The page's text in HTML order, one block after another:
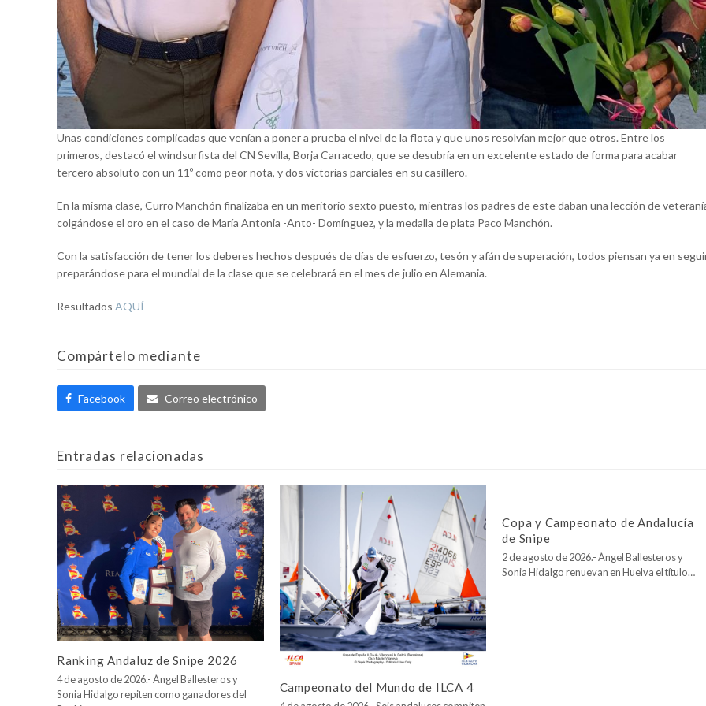
Unas condiciones complicadas que venían a poner a prueba el nivel de la flota y que unos resolvían mejor que otros. Entre los
primeros, destacó el windsurfista del CN Sevilla, Borja Carracedo, que se desubría en un excelente estado de forma para acabar
tercero absoluto con un 11º como peor nota, y dos victorias parciales en su casillero.
En la misma clase, Curro Manchón finalizaba en un meritorio sexto puesto, mientras los padres de este daban una lección de
colgándose el oro en el caso de María Antonia -Anto- Domínguez, y la medalla de plata Paco Manchón.
Con la satisfacción de tener los deberes hechos después de días de esfuerzo, tesón y afán de superación, todos piensan ya en
preparándose para el mundial de la clase que se celebrará en el mes de julio en Alemania.
Resultados AQUÍ
Compártelo mediante
Facebook Correo electrónico
Entradas relacionadas
Ranking Andaluz de Snipe 2026
4 de agosto de 2026.- Ángel Ballesteros y
Sonia Hidalgo repiten como ganadores del
Campeonato del Mundo de ILCA 4
Copa y Campeonato de Andalucía
de Snipe
2 de agosto de 2026.- Ángel Ballesteros y
Sonia Hidalgo renuevan en Huelva el título…